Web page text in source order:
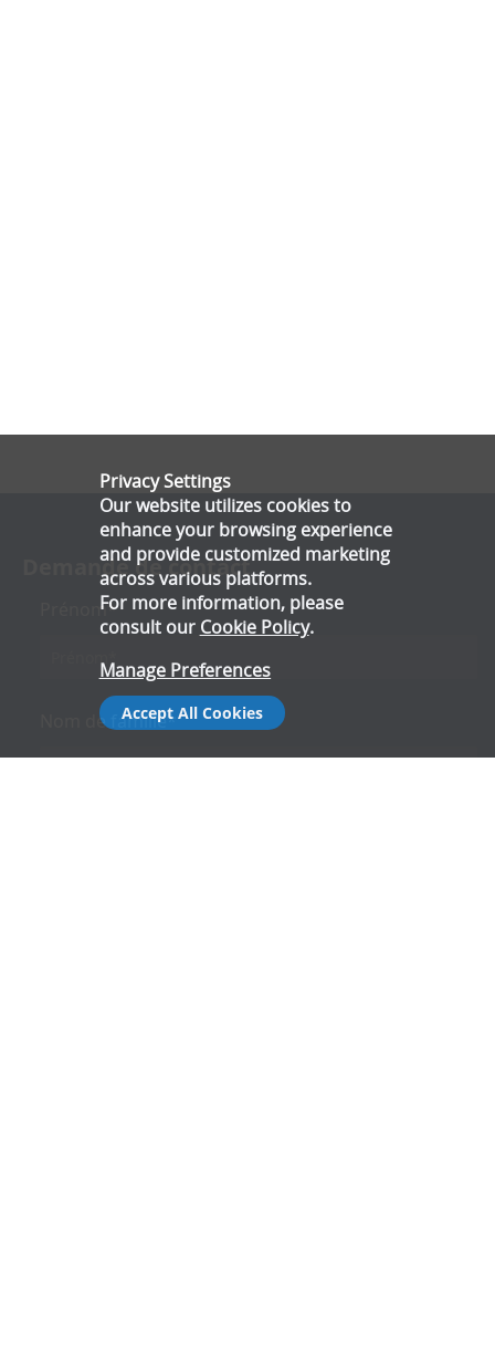
Privacy Settings
Our website utilizes cookies to
enhance your browsing experience
and provide customized marketing
across various platforms.
For more information, please
consult our Cookie Policy.
Manage Preferences
Accept All Cookies
Demande de contact
Prénom*
Nom de famille*